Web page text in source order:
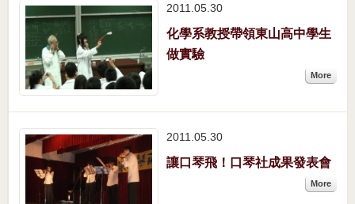
2011.05 30
化學系教授帶領東山高中學生
做實驗
More
2011.05 30
讓口琴飛！口琴社成果發表會
More